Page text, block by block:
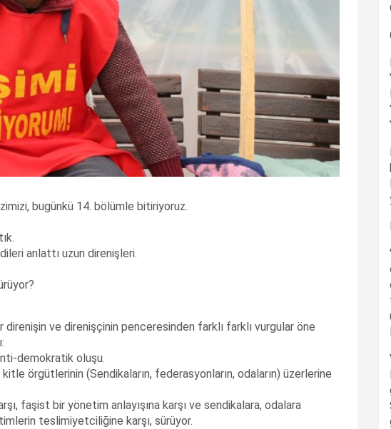
bugünkü 14. bölümle bitiriyoruz.
anlattı uzun direnişleri.
direnişin ve direnişçinin penceresinden farklı farklı vurgular öne
demokratik oluşu.
örgütlerinin (Sendikaların, federasyonların, odaların) üzerlerine
faşist bir yönetim anlayışına karşı ve sendikalara, odalara
teslimiyetciliğine karşı, sürüyor.